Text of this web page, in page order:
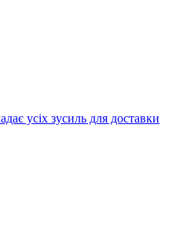
усіх зусиль для доставки